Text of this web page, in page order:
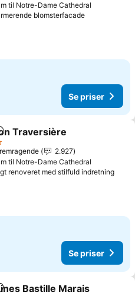
til Notre-Dame Cathedral
blomsterfacade
Se priser
til favoritter
Traversière
2.927
til Notre-Dame Cathedral
renoveret med stilfuld indretning
Se priser
til favoritter
Bastille Marais